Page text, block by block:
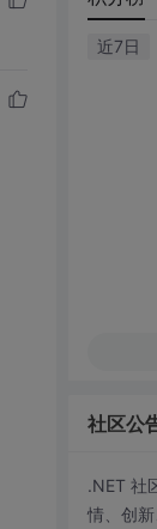
近7日
社区公
.NET 社
情、创